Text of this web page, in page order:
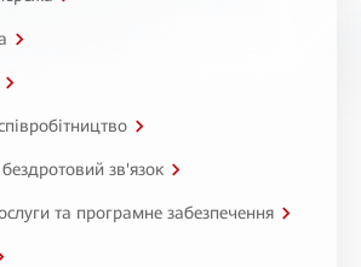
зв'язок
та програмне забезпечення